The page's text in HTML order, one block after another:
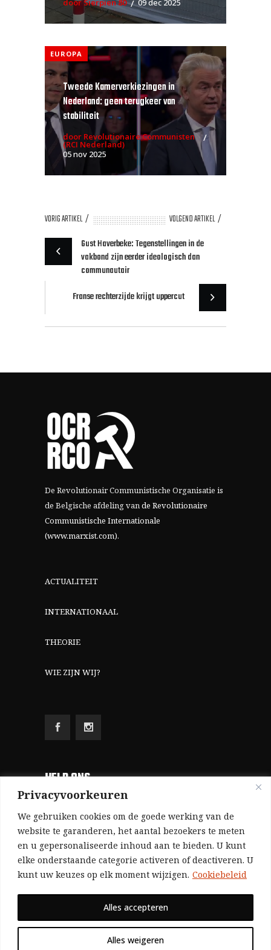
Privacyvoorkeuren
We gebruiken cookies om de goede werking van de
website te garanderen, het aantal bezoekers te meten
en u gepersonaliseerde inhoud aan te bieden. U kunt
elke onderstaande categorie activeren of deactiveren. U
kunt uw keuzes op elk moment wijzigen. Cookiebeleid
Alles weigeren
Alles accepteren
door Sierpien 80 09 dec 2025
EUROPA
Tweede Kamerverkiezingen in
Nederland: geen terugkeer van
stabiliteit
door Revolutionaire Communisten
(RCI Nederland)
05 nov 2025
VORIG ARTIKEL
VOLGEND ARTIKEL
Gust Haverbeke: Tegenstellingen in de
vakbond zijn eerder ideologisch dan
communautair
Franse rechterzijde krijgt uppercut
De Revolutionair Communistische Organisatie is
de Belgische afdeling vande Revolutionaire
Communistische Internationale
(www.marxist.com).
ACTUALITEIT
INTERNATIONAAL
THEORIE
WIE ZIJN WIJ?
HELP ONS
Aangezien we volledig zelf gefinancierd zijn
(zonder subsidies, zonder commerciële
advertenties en zonder rijke sponsors), zijn we
voor de publicatie van ons tijdschrift uitsluitend
afhankelijk van de financiële steun van onze
Bij voorbaat dank voor uw solidariteit.